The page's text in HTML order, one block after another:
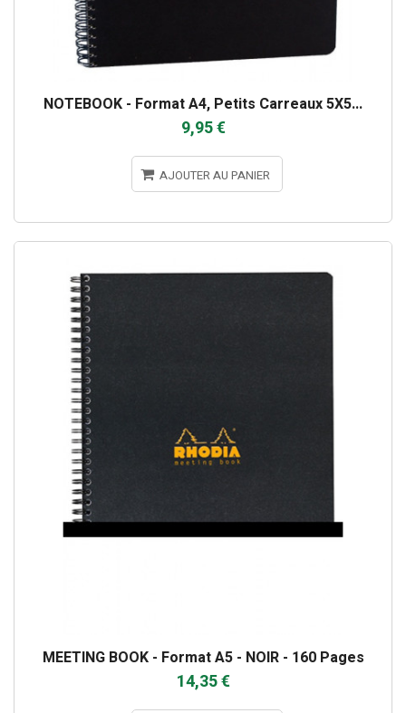
NOTEBOOK - Format A4, Petits Carreaux 5X5...
9,95 €
AJOUTER AU PANIER
MEETING BOOK - Format A5 - NOIR - 160 Pages
14,35 €